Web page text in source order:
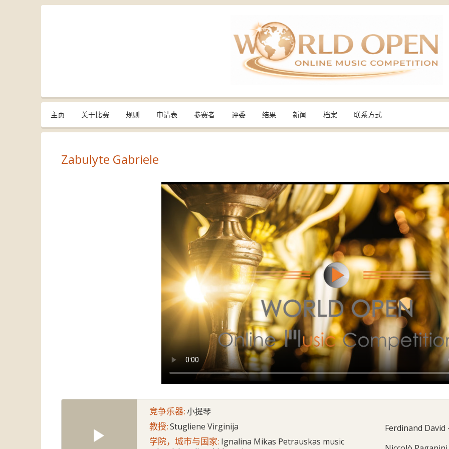
主页 关于比赛 规则 申请表 参赛者 评委 结果 新闻 档案 联系方式
Zabulyte Gabriele
竞争乐器:小提琴
教授:Stugliene Virginija
学院，城市与国家: Ignalina Mikas Petrauskas music
Ferdinand